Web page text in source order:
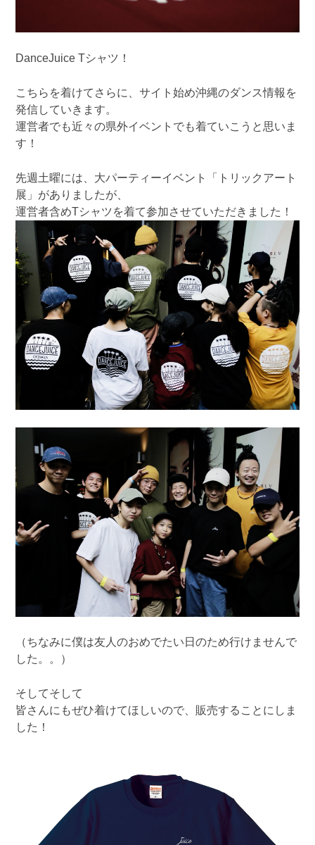
DanceJuice Tシャツ！
こちらを着けてさらに、サイト始め沖縄のダンス情報を
発信していきます。
運営者でも近々の県外イベントでも着ていこうと思いま
す！
先週土曜には、大パーティーイベント「トリックアート
展」がありましたが、
運営者含めTシャツを着て参加させていただきました！
（ちなみに僕は友人のおめでたい日のため行けませんで
した。。）
そしてそして
皆さんにもぜひ着けてほしいので、販売することにしま
した！